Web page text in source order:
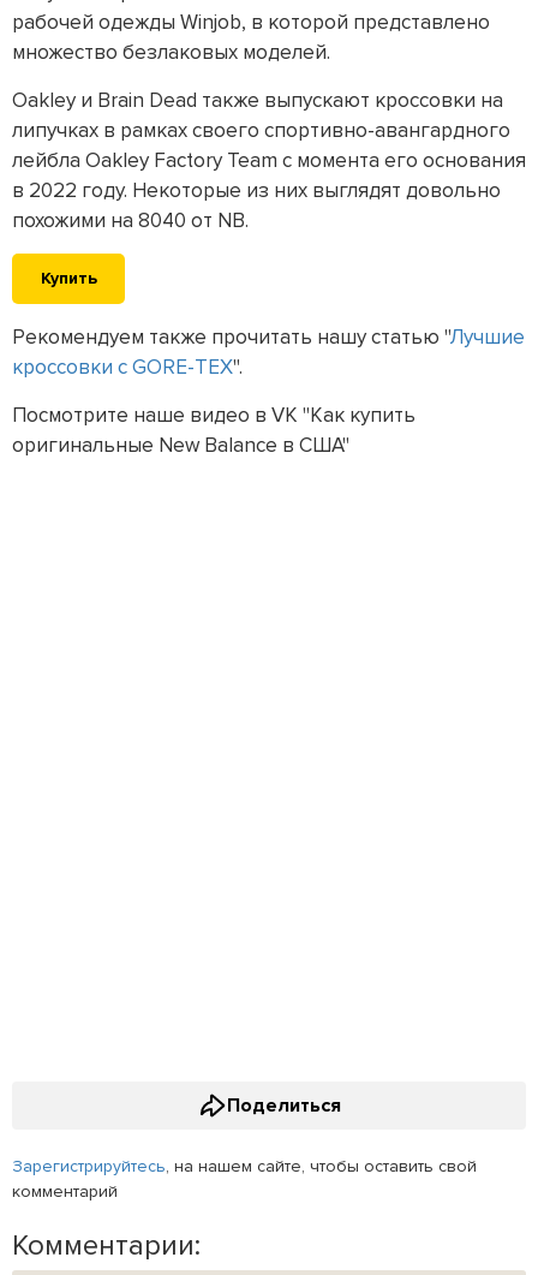
рабочей одежды Winjob, в которой представлено
множество безлаковых моделей.
Oakley и Brain Dead также выпускают кроссовки на
липучках в рамках своего спортивно-авангардного
лейбла Oakley Factory Team с момента его основания
в 2022 году. Некоторые из них выглядят довольно
похожими на 8040 от NB.
Купить
Рекомендуем также прочитать нашу статью "Лучшие
кроссовки с GORE-TEX".
Посмотрите наше видео в VK "Как купить
оригинальные New Balance в США"
Поделиться
Зарегистрируйтесь, на нашем сайте, чтобы оставить свой
комментарий
Комментарии: